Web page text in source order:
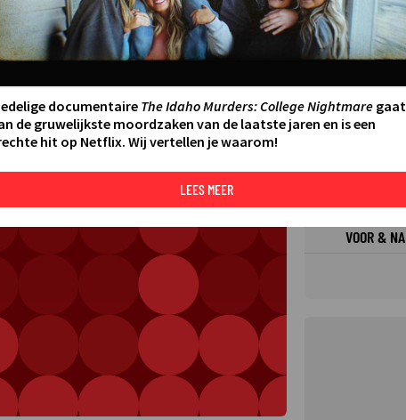
samenleving
AAN AGENDA DELEN
FILMS
DE
VOOR &
documentaire The Idaho Murders: College Nightmaregaat
de gruwelijkste moordzaken van de laatste jaren en is een
hit op Netflix. Wij vertellen je waarom!
LEES MEER